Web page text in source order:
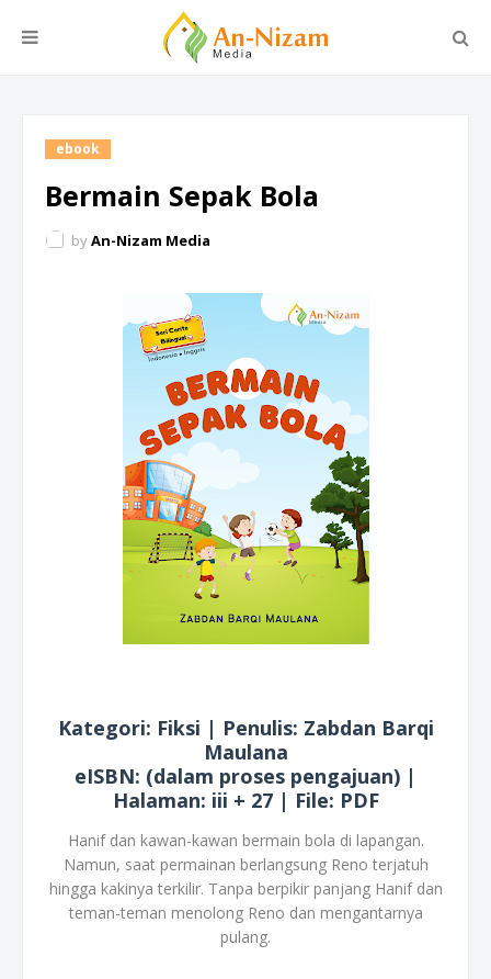
ebook
Bermain Sepak Bola
byAn-Nizam Media
Kategori: Fiksi | Penulis: Zabdan Barqi
Maulana
eISBN: (dalam proses pengajuan) |
Halaman: iii + 27 | File: PDF
Hanif dan kawan-kawan bermain bola di lapangan.
Namun, saat permainan berlangsung Reno terjatuh
hingga kakinya terkilir. Tanpa berpikir panjang Hanif dan
teman-teman menolong Reno dan mengantarnya
pulang.